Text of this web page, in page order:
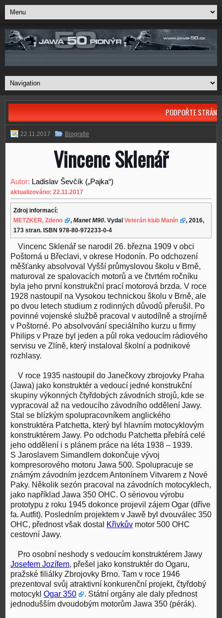
PODPOŘTE
22.11.2017 Biografie
Vincenc Sklenář
Autor: Ladislav Ševčík („Pajka“)
aktualizováno: 22.11.2017
Zdroj informací:
METZKER, Zdeno
, Manet M90. Vydal Veterán klub Manín
, 2016,
173 stran. ISBN 978-80-972233-0-4
Vincenc Sklenář se narodil 26. března 1909 v obci
Poštorná u Břeclavi, v okrese Hodonín. Po odchození
měšťanky absolvoval Vyšší průmyslovou školu v Brně,
maturoval ze spalovacích motorů a ve čtvrtém ročníku
byla jeho první konstrukční prací motorová brzda. V roce
1928 nastoupil na Vysokou technickou školu v Brně, ale
po dvou letech studium z rodinných důvodů přerušil. Po
povinné vojenské službě pracoval v autodílně a strojírně
v Poštorné. Po absolvování speciálního kurzu u firmy
Philips v Praze byl jeden a půl roka vedoucím rádiového
servisu ve Zlíně, který instaloval školní a podnikové
rozhlasy.
V roce 1935 nastoupil do Janečkovy zbrojovky Praha
(Jawa) jako konstruktér a vedoucí jedné konstrukční
skupiny výkonných čtyřdobých závodních strojů, kde se
vypracoval až na vedoucího závodního oddělení Jawy.
Stal se blízkým spolupracovníkem anglického
konstruktéra Patchetta, který byl hlavním motocyklovým
konstruktérem Jawy. Po odchodu Patchetta přebírá celé
jeho oddělení i s plánem práce na léta 1938 – 1939.
S Jaroslavem Simandlem dokončuje vývoj
kompresorového motoru Jawa 500. Spolupracuje se
známým závodním jezdcem Antonínem Vitvarem z Nové
Paky. Několik sezón pracoval na závodních motocyklech,
jako například Jawa 350 OHC. O sériovou výrobu
prototypu z roku 1945 dokonce projevil zájem Ogar (dříve
fa. Autfit). Posledním projektem v Jawě byl dvouválec 350
OHC, přednost však dostal
Křivkův motor 500 OHC
cestovní Jawy.
Pro osobní neshody s vedoucím konstruktérem Jawy
Josefem Jozífem, přešel jako konstruktér do Ogaru,
pražské filiálky Zbrojovky Brno. Tam v roce 1946
prezentoval svůj atraktivní konkurenční projekt, čtyřdobý
motocykl Ogar 350
. Státní orgány ale daly přednost
jednodušším dvoudobým motorům Jawa 350 (pérák).